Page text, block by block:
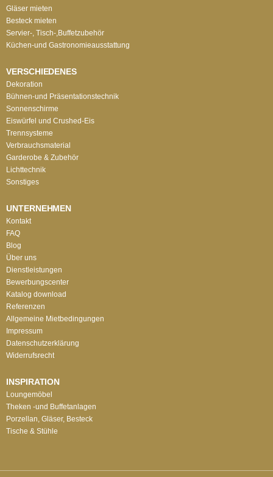
Gläser mieten
Besteck mieten
Servier-, Tisch-,Buffetzubehör
Küchen-und Gastronomieausstattung
VERSCHIEDENES
Dekoration
Bühnen-und Präsentationstechnik
Sonnenschirme
Eiswürfel und Crushed-Eis
Trennsysteme
Verbrauchsmaterial
Garderobe & Zubehör
Lichttechnik
Sonstiges
UNTERNEHMEN
Kontakt
FAQ
Blog
Über uns
Dienstleistungen
Bewerbungscenter
Katalog download
Referenzen
Allgemeine Mietbedingungen
Impressum
Datenschutzerklärung
Widerrufsrecht
INSPIRATION
Loungemöbel
Theken -und Buffetanlagen
Porzellan, Gläser, Besteck
Tische & Stühle